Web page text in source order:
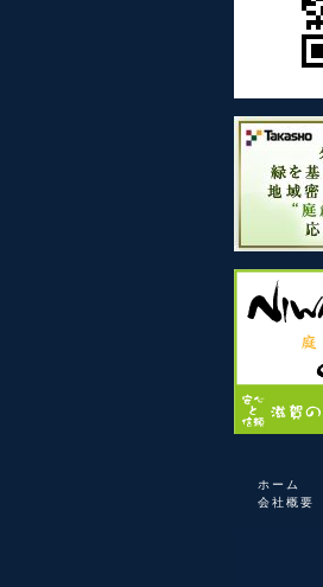
ホーム
会社概要